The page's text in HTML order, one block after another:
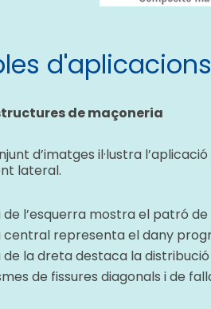
de maçoneria
d’imatges il·lustra
lateral.
de l’esquerra mostra el patró
central representa el dany
de la dreta destaca la
de fissures diagonals i de